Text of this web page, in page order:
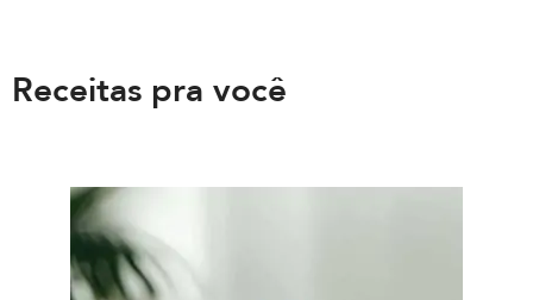
Receitas pra você